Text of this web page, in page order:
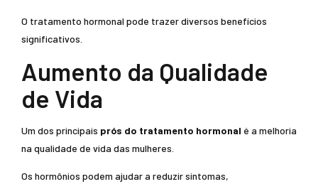
O tratamento hormonal pode trazer diversos benefícios
significativos.
Aumento da Qualidade
de Vida
Um dos principais prós do tratamento hormonal é a melhoria
na qualidade de vida das mulheres.
Os hormônios podem ajudar a reduzir sintomas,